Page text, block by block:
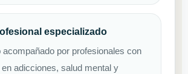
especializado
acompañado por profesionales con
adicciones, salud mental y